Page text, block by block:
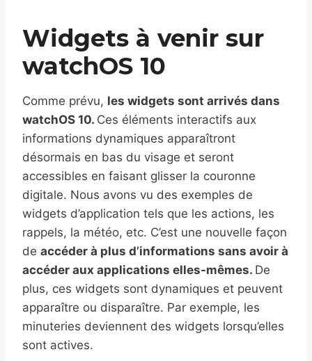
Widgets à venir sur
watchOS 10
Comme prévu, les widgets sont arrivés dans
watchOS 10. Ces éléments interactifs aux
informations dynamiques apparaîtront
désormais en bas du visage et seront
accessibles en faisant glisser la couronne
digitale. Nous avons vu des exemples de
widgets d’application tels que les actions, les
rappels, la météo, etc. C’est une nouvelle façon
de accéder à plus d’informations sans avoir à
accéder aux applications elles-mêmes. De
plus, ces widgets sont dynamiques et peuvent
apparaître ou disparaître. Par exemple, les
minuteries deviennent des widgets lorsqu’elles
sont actives.